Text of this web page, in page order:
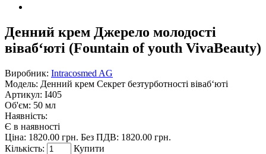
Денний крем Джерело молодості
віваб‘юті (Fountain of youth VivaBeauty)
Виробник: Intracosmed AG
Модель: Денний крем Секрет безтурботності віваб‘юті
Артикул: I405
Об'єм: 50 мл
Наявність:
Є в наявності
Ціна: 1820.00 грн. Без ПДВ: 1820.00 грн.
Кількість:
Купити